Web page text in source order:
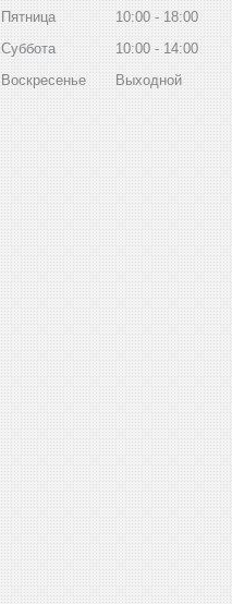
Пятница
10:00
18:00
Суббота
10:00
14:00
Воскресенье
Выходной